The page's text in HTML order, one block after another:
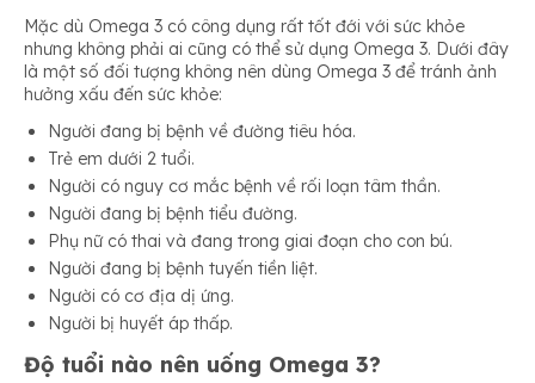
Mặc dù Omega 3 có công dụng rất tốt đới với sức khỏe
nhưng không phải ai cũng có thể sử dụng Omega 3. Dưới đây
là một số đối tượng không nên dùng Omega 3 để tránh ảnh
hưởng xấu đến sức khỏe:
Người đang bị bệnh về đường tiêu hóa.
Trẻ em dưới 2 tuổi.
Người có nguy cơ mắc bệnh về rối loạn tâm thần.
Người đang bị bệnh tiểu đường.
Phụ nữ có thai và đang trong giai đoạn cho con bú.
Người đang bị bệnh tuyến tiền liệt.
Người có cơ địa dị ứng.
Người bị huyết áp thấp.
Độ tuổi nào nên uống Omega 3?